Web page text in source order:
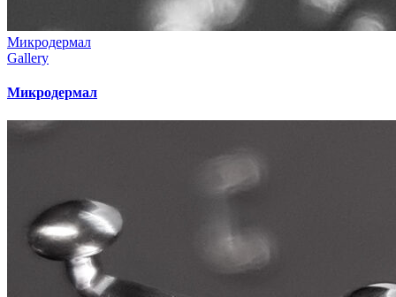
Микродермал
Gallery
Микродермал